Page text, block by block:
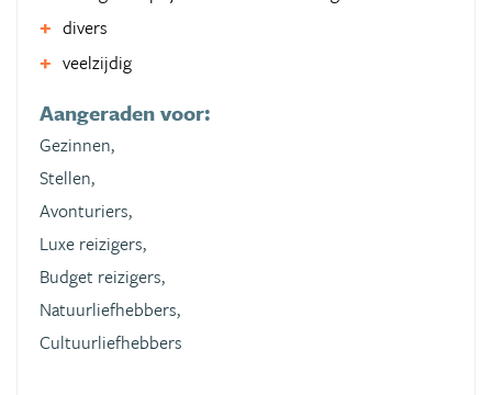
divers
veelzijdig
Aangeraden voor:
Gezinnen,
Stellen,
Avonturiers,
Luxe reizigers,
Budget reizigers,
Natuurliefhebbers,
Cultuurliefhebbers